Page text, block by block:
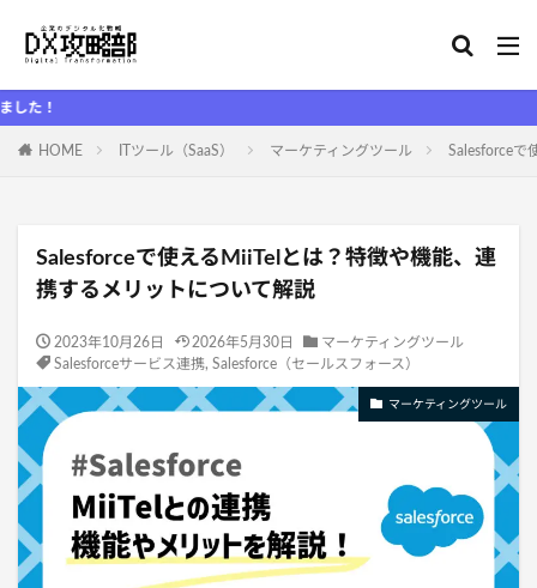
HOME ITツール（SaaS） マーケティングツール Salesforceで
Salesforceで使えるMiiTelとは？特徴や機能、連
携するメリットについて解説
2023年10月26日 2026年5月30日
マーケティングツール
Salesforceサービス連携, Salesforce（セールスフォース）
マーケティングツール